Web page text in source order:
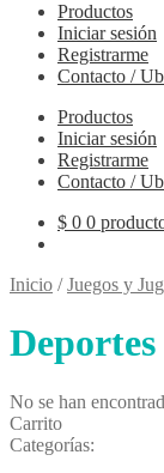
Productos
Iniciar sesión
Registrarme
Contacto /
Productos
Iniciar sesión
Registrarme
Contacto /
$ 0 0
Inicio /Juegos y
Deportes
No se han
Carrito
Categorías: